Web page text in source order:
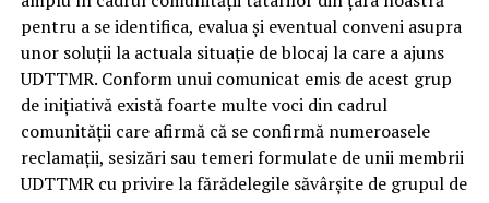
pentru a se identifica, evalua şi eventual conveni asupra
unor soluţii la actuala situaţie de blocaj la care a ajuns
UDTTMR. Conform unui comunicat emis de acest grup
de iniţiativă există foarte multe voci din cadrul
comunităţii care afirmă că se confirmă numeroasele
reclamaţii, sesizări sau temeri formulate de unii membrii
UDTTMR cu privire la fărădelegile săvârşite de grupul de